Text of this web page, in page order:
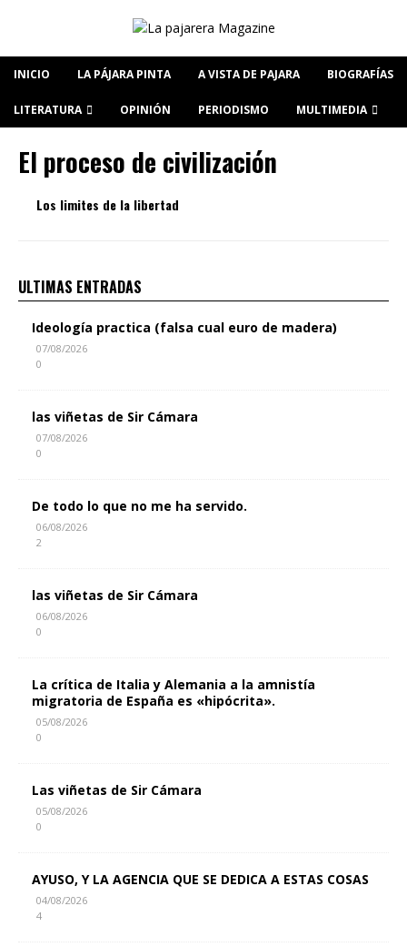
INICIO LA PÁJARA PINTA A VISTA DE PAJARA BIOGRAFÍAS
LITERATURA OPINIÓN PERIODISMO MULTIMEDIA
El proceso de civilización
Los limites de la libertad
ULTIMAS ENTRADAS
Ideología practica (falsa cual euro de madera)
07/08/2026
0
las viñetas de Sir Cámara
07/08/2026
0
De todo lo que no me ha servido.
06/08/2026
2
las viñetas de Sir Cámara
06/08/2026
0
La crítica de Italia y Alemania a la amnistía
migratoria de España es «hipócrita».
05/08/2026
0
Las viñetas de Sir Cámara
05/08/2026
0
AYUSO, Y LA AGENCIA QUE SE DEDICA A ESTAS COSAS
04/08/2026
4